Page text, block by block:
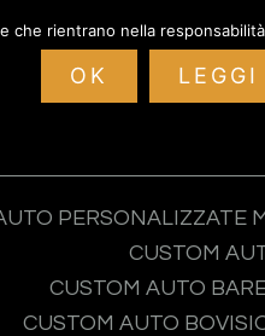
PERSONALIZZATE
CUSTOM
CUSTOM AUTO
CUSTOM AUTO
rientrano nella
OK